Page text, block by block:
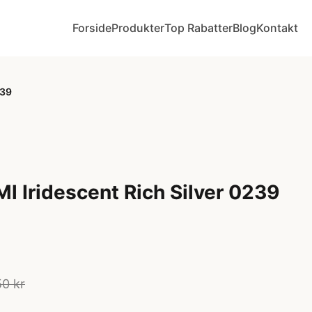
ForsideProdukterTop RabatterBlogKontakt
Iridescent Rich Silver 0239
kr